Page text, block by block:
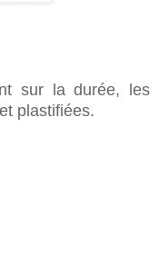
sur la durée, les
plastifiées.